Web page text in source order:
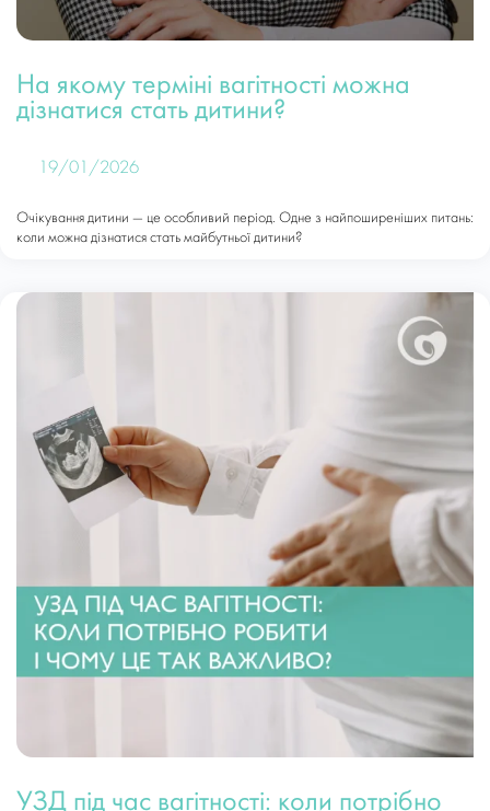
На якому терміні вагітності можна
дізнатися стать дитини?
19/01/2026
Очікування дитини — це особливий період. Одне з найпоширеніших питань:
коли можна дізнатися стать майбутньої дитини?
УЗД під час вагітності: коли потрібно